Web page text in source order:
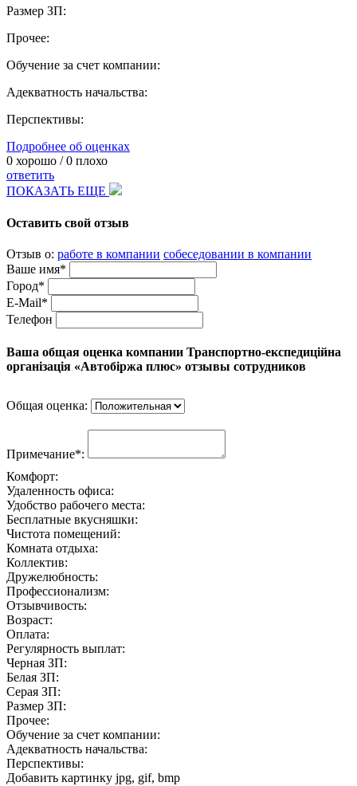
Размер ЗП:
Прочее:
Обучение за счет компании:
Адекватность начальства:
Перспективы:
Подробнее об оценках
0 хорошо /0 плохо
ответить
ПОКАЗАТЬ ЕЩЕ
Оставить свой отзыв
Отзыв о: работе в компании собеседовании в компании
Ваше имя*
Город*
E-Mail*
Телефон
Ваша общая оценка компании Транспортно-експедиційна
організація «Автобіржа плюс» отзывы сотрудников
Общая оценка:
Примечание*:
Комфорт:
Удаленность офиса:
Удобство рабочего места:
Бесплатные вкусняшки:
Чистота помещений:
Комната отдыха:
Коллектив:
Дружелюбность:
Профессионализм:
Отзывчивость:
Возраст:
Оплата:
Регулярность выплат:
Черная ЗП:
Белая ЗП:
Серая ЗП:
Размер ЗП:
Прочее:
Обучение за счет компании:
Адекватность начальства:
Перспективы:
Добавить картинку jpg, gif, bmp